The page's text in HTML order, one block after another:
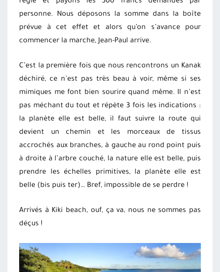
personne. Nous déposons la somme dans la boîte
prévue à cet effet et alors qu’on s’avance pour
commencer la marche, Jean-Paul arrive.
C’est la première fois que nous rencontrons un Kanak
déchiré, ce n’est pas très beau à voir, même si ses
mimiques me font bien sourire quand même. Il n’est
pas méchant du tout et répète 3 fois les indications :
la planète elle est belle, il faut suivre la route qui
devient un chemin et les morceaux de tissus
accrochés aux branches, à gauche au rond point puis
à droite à l’arbre couché, la nature elle est belle, puis
prendre les échelles primitives, la planète elle est
belle (bis puis ter)… Bref, impossible de se perdre !
Arrivés à Kiki beach, ouf, ça va, nous ne sommes pas
déçus !